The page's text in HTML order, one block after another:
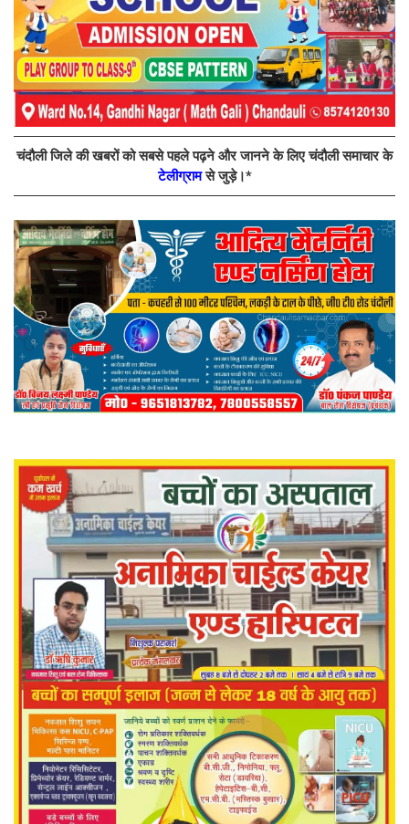
चंदौली जिले की खबरों को सबसे पहले पढ़ने और जानने के लिए चंदौली समाचार के
टेलीग्रामसे जुड़े।*